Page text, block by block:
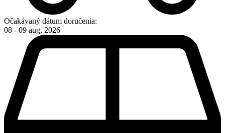
Očakávaný dátum doručenia:
08 - 09 aug, 2026